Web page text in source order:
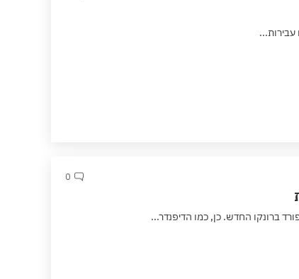
0
ברונקו החדש. כן, כמו הדיפנדר...